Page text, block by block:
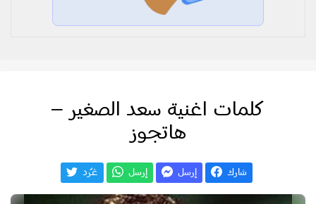
كلمات اغنية سعد الصغير –
هاتجوز
شارك إرسل إرسل غـّرد